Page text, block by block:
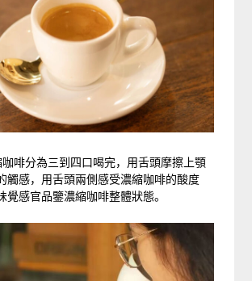
啡分為三到四口喝完，用舌頭摩擦上顎
觸感，用舌頭兩側感受濃縮咖啡的酸度
覺感官品鑒濃縮咖啡整體狀態。